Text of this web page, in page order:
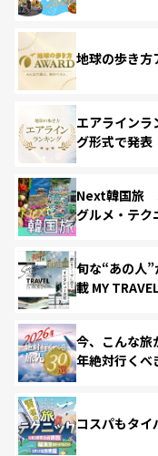
地球の歩き方
エアライン
グ形式で発表
Next韓国旅
グルメ・テク
旬な“あの人
載 MY
今、こんな旅
年絶対行くべ
コスパもタイ